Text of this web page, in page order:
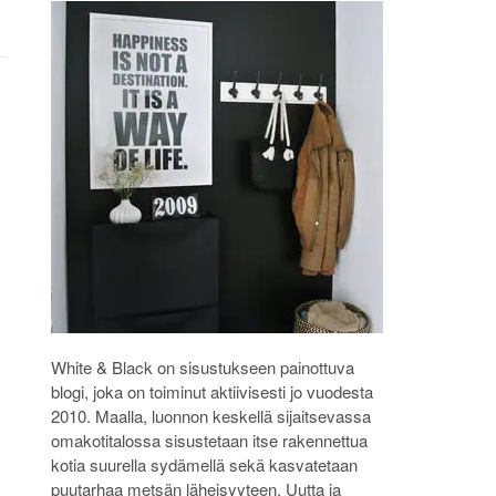
White & Black on sisustukseen painottuva
blogi, joka on toiminut aktiivisesti jo vuodesta
2010. Maalla, luonnon keskellä sijaitsevassa
omakotitalossa sisustetaan itse rakennettua
kotia suurella sydämellä sekä kasvatetaan
puutarhaa metsän läheisyyteen. Uutta ja